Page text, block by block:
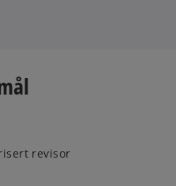
revisor